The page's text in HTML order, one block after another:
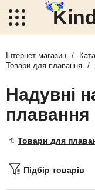
Інтернет-магазин /
Товари для плавання /
Надувні
плавання
Товари для
Підбір товарів